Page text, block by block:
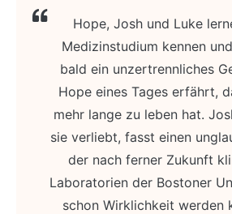
Hope, Josh und Luke
Medizinstudium kennen
bald ein unzertrennliches
Hope eines Tages erfährt,
mehr lange zu leben hat.
sie verliebt, fasst einen
der nach ferner Zukunft
Laboratorien der Bostoner
schon Wirklichkeit werden